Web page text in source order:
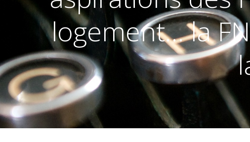
logement… la